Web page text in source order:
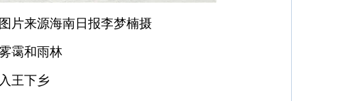
片来源海南日报李梦楠摄
霭和雨林
王下乡